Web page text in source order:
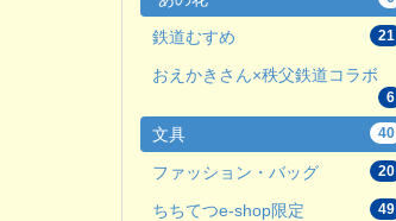
鉄道むすめ 21
おえかきさん×秩父鉄道コラボ
6
文具 40
ファッション・バッグ 20
ちちてつe-shop限定 49